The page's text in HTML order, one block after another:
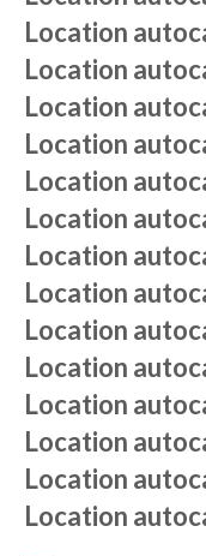
Location
Location
Location
Location
Location
Location
Location
Location
Location
Location
Location
Location
Location
Location